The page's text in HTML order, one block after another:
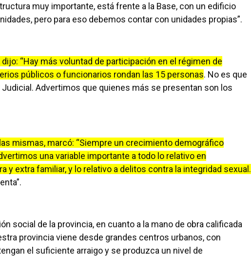
muy importante, está frente a la Base, con un edificio
pero para eso debemos contar con unidades propias”.
“Hay más voluntad de participación en el régimen de
públicos o funcionarios rondan las 15 personas. No es que
Advertimos que quienes más se presentan son los
mismas, marcó: “Siempre un crecimiento demográfico
una variable importante a todo lo relativo en
y extra familiar, y lo relativo a delitos contra la integridad sexual.
social de la provincia, en cuanto a la mano de obra calificada
provincia viene desde grandes centros urbanos, con
el suficiente arraigo y se produzca un nivel de